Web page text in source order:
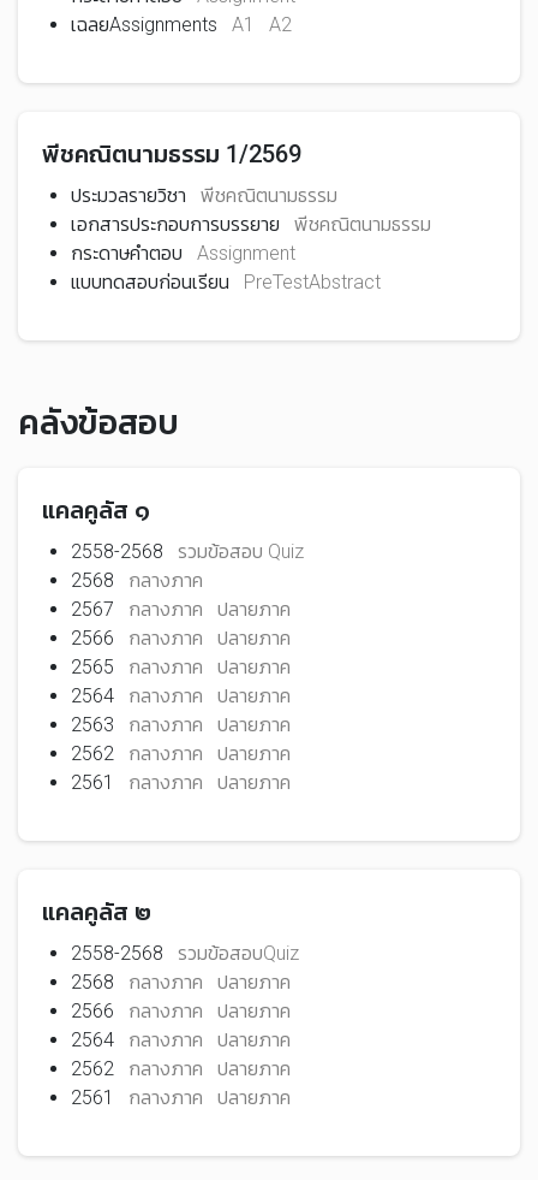
เฉลยAssignments
A1 A2
พีชคณิตนามธรรม 1/2569
ประมวลรายวิชา
พีชคณิตนามธรรม
เอกสารประกอบการบรรยาย
พีชคณิตนามธรรม
กระดาษคำตอบ
Assignment
แบบทดสอบก่อนเรียน
PreTestAbstract
คลังข้อสอบ
แคลคูลัส ๑
2558-2568
รวมข้อสอบ Quiz
2568
กลางภาค
2567
กลางภาค
ปลายภาค
2566
กลางภาค
ปลายภาค
2565
กลางภาค
ปลายภาค
2564
กลางภาค
ปลายภาค
2563
กลางภาค
ปลายภาค
2562
กลางภาค
ปลายภาค
2561
กลางภาค ปลายภาค
แคลคูลัส ๒
2558-2568
รวมข้อสอบQuiz
2568
กลางภาค
ปลายภาค
2566
กลางภาค
ปลายภาค
2564
กลางภาค
ปลายภาค
2562
กลางภาค
ปลายภาค
2561
กลางภาค ปลายภาค
Loading...